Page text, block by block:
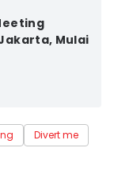
Mulai
Divert me